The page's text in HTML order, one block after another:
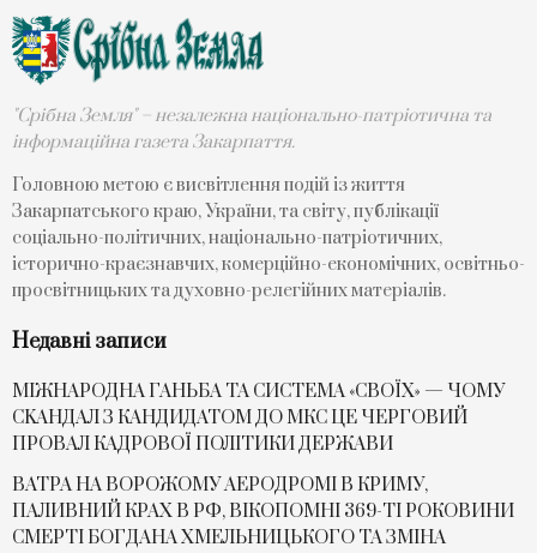
"Срібна Земля" – незалежна національно-патріотична та
інформаційна газета Закарпаття.
Головною метою є висвітлення подій із життя
Закарпатського краю, України, та світу, публікації
соціально-політичних, національно-патріотичних,
історично-краєзнавчих, комерційно-економічних, освітньо-
просвітницьких та духовно-релегійних матеріалів.
Недавні записи
МІЖНАРОДНА ГАНЬБА ТА СИСТЕМА «СВОЇХ» — ЧОМУ
СKАНДАЛ З КАНДИДАТОМ ДО МКС ЦЕ ЧЕРГОВИЙ
ПРОВАЛ КАДРОВОЇ ПОЛІТИКИ ДЕРЖАВИ
ВАТРА НА ВОРОЖОМУ АЕРОДРОМІ В КРИМУ,
ПАЛИВНИЙ КРАХ В РФ, ВІКОПОМНІ 369-ТІ РОКОВИНИ
СМЕРТІ БОГДАНА ХМЕЛЬНИЦЬКОГО ТА ЗМІНА